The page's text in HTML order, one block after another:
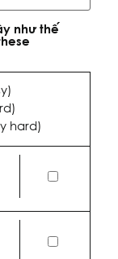
như thế
hard)